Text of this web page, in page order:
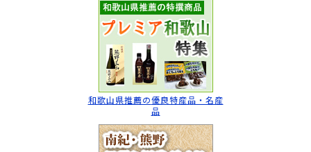
和歌山県推薦の優良特産品・名産
品